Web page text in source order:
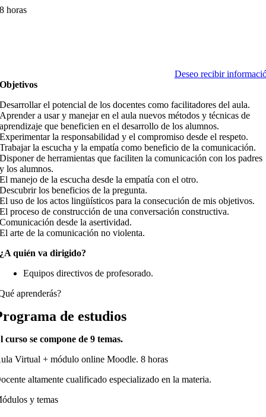
8 horas
Deseo recibir
Objetivos
Desarrollar el potencial de los docentes como facilitadores del aula.
Aprender a usar y manejar en el aula nuevos métodos y técnicas de
aprendizaje que beneficien en el desarrollo de los alumnos.
Experimentar la responsabilidad y el compromiso desde el respeto.
Trabajar la escucha y la empatía como beneficio de la comunicación.
Disponer de herramientas que faciliten la comunicación con los padres
y los alumnos.
El manejo de la escucha desde la empatía con el otro.
Descubrir los beneficios de la pregunta.
El uso de los actos lingüísticos para la consecución de mis objetivos.
El proceso de construcción de una conversación constructiva.
Comunicación desde la asertividad.
El arte de la comunicación no violenta.
¿A quién va dirigido?
Equipos directivos de profesorado.
aprenderás?
de estudios
curso se compone de 9 temas.
Virtual + módulo online Moodle. 8 horas
altamente cualificado especializado en la materia.
y temas